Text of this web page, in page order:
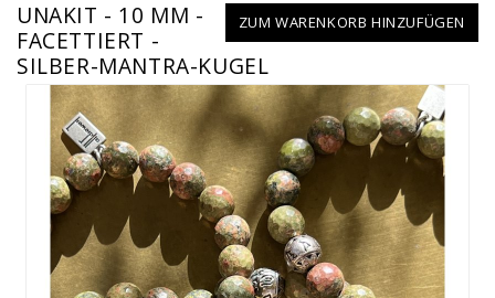
ZUM WARENKORB HINZUFÜGEN
UNAKIT - 10 MM -
FACETTIERT -
SILBER-MANTRA-KUGEL